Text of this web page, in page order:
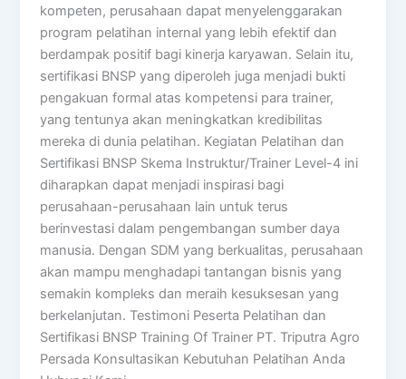
kompeten, perusahaan dapat menyelenggarakan
program pelatihan internal yang lebih efektif dan
berdampak positif bagi kinerja karyawan. Selain itu,
sertifikasi BNSP yang diperoleh juga menjadi bukti
pengakuan formal atas kompetensi para trainer,
yang tentunya akan meningkatkan kredibilitas
mereka di dunia pelatihan. Kegiatan Pelatihan dan
Sertifikasi BNSP Skema Instruktur/Trainer Level-4 ini
diharapkan dapat menjadi inspirasi bagi
perusahaan-perusahaan lain untuk terus
berinvestasi dalam pengembangan sumber daya
manusia. Dengan SDM yang berkualitas, perusahaan
akan mampu menghadapi tantangan bisnis yang
semakin kompleks dan meraih kesuksesan yang
berkelanjutan. Testimoni Peserta Pelatihan dan
Sertifikasi BNSP Training Of Trainer PT. Triputra Agro
Persada Konsultasikan Kebutuhan Pelatihan Anda